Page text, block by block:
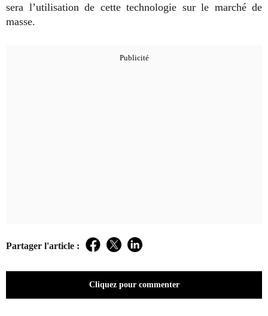
sera l’utilisation de cette technologie sur le marché de
masse.
Partager l'article : Facebook
TwitterLinkedIn
Cliquez pour commenter